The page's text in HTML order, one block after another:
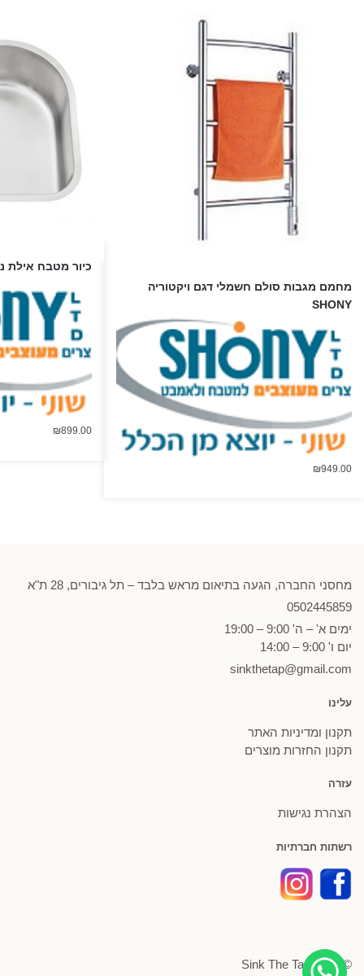
מחמם מגבות סולם חשמלי דגם ויקטוריה
SHONY
₪949.00
כיור מטבח אילת
₪899.00
מחסני החברה, הגעה בתיאום מראש בלבד – תל גיבורים, 28 ת"א
0502445859
ימים א' – ה' 9:00 – 19:00
יום ו' 9:00 – 14:00
sinkthetap@gmail.com
עלינו
תקנון ומדיניות האתר
תקנון החזרות מוצרים
עזרה
הצהרת נגישות
רשתות חברתיות
© Sink The Tap 2026